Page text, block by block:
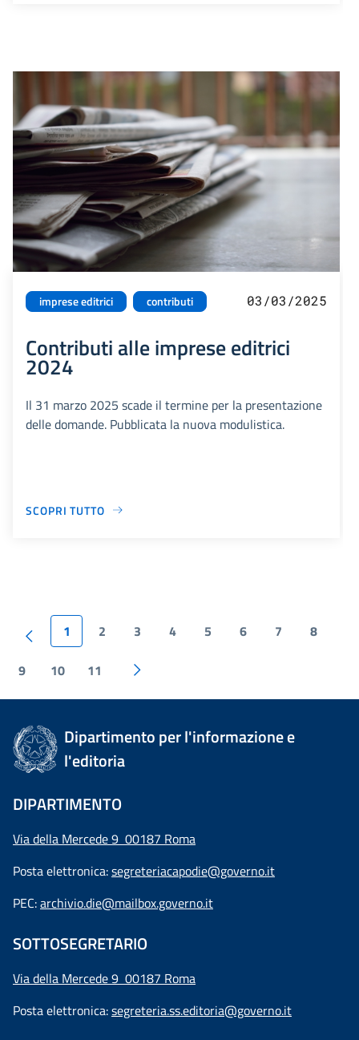
imprese editrici contributi 03/03/2025
Contributi alle imprese editrici
2024
Il 31 marzo 2025 scade il termine per la presentazione
delle domande. Pubblicata la nuova modulistica.
SCOPRI TUTTO
1 2 3 4 5 6 7 8
9 10 11
Dipartimento per l'informazione e
l'editoria
DIPARTIMENTO
Via della Mercede 9 00187 Roma
Posta elettronica:segreteriacapodie@governo.it
PEC:archivio.die@mailbox.governo.it
SOTTOSEGRETARIO
Via della Mercede 9 00187 Roma
Posta elettronica:segreteria.ss.editoria@governo.it